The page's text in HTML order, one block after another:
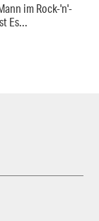
im Rock-'n'-
Es...